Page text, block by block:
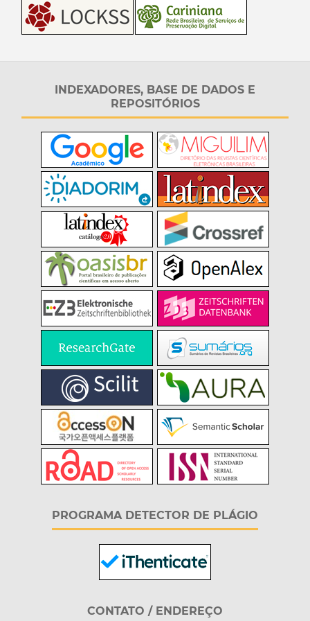
INDEXADORES, BASE DE DADOS E
REPOSITÓRIOS
PROGRAMA DETECTOR DE PLÁGIO
CONTATO / ENDEREÇO